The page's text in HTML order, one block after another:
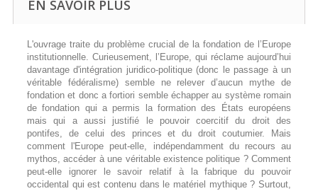
EN SAVOIR PLUS
L'ouvrage traite du problème crucial de la fondation de l’Europe
institutionnelle. Curieusement, l’Europe, qui réclame aujourd’hui
davantage d'intégration juridico-politique (donc le passage à un
véritable fédéralisme) semble ne relever d’aucun mythe de
fondation et donc a fortiori semble échapper au système romain
de fondation qui a permis la formation des États européens
mais qui a aussi justifié le pouvoir coercitif du droit des
pontifes, de celui des princes et du droit coutumier. Mais
comment l'Europe peut-elle, indépendamment du recours au
mythos, accéder à une véritable existence politique ? Comment
peut-elle ignorer le savoir relatif à la fabrique du pouvoir
occidental qui est contenu dans le matériel mythique ? Surtout,